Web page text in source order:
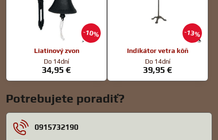
10%
Liatinový zvon
Do 14dní
34,95 €
13%
Indikátor vetra kôň
Do 14dní
39,95 €
Potrebujete poradiť?
0915732190